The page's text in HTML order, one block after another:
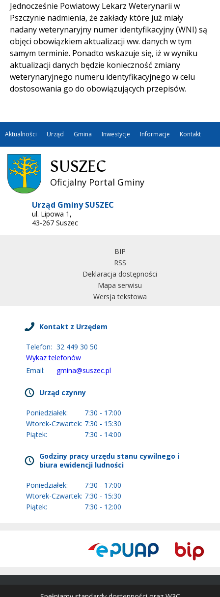
Jednocześnie Powiatowy Lekarz Weterynarii w
Pszczynie nadmienia, że zakłady które już miały
nadany weterynaryjny numer identyfikacyjny (WNI) są
objęci obowiązkiem aktualizacji ww. danych w tym
samym terminie. Ponadto wskazuje się, iż w wyniku
aktualizacji danych będzie konieczność zmiany
weterynaryjnego numeru identyfikacyjnego w celu
dostosowania go do obowiązujących przepisów.
Aktualności Urząd Gmina Inwestycje Informacje Kontakt
SUSZEC
Oficjalny Portal Gminy
Urząd Gminy SUSZEC
ul. Lipowa 1,
43-267 Suszec
BIP
RSS
Deklaracja dostępności
Mapa serwisu
Wersja tekstowa
Kontakt z Urzędem
Telefon: 32 449 30 50
Wykaz telefonów
Email:
gmina@suszec.pl
Urząd czynny
Poniedziałek:
7:30 - 17:00
Wtorek-Czwartek: 7:30 - 15:30
Piątek:
7:30 - 14:00
Godziny pracy urzędu stanu cywilnego i
biura ewidencji ludności
Poniedziałek:
7:30 - 17:00
Wtorek-Czwartek: 7:30 - 15:30
Piątek:
7:30 - 12:00